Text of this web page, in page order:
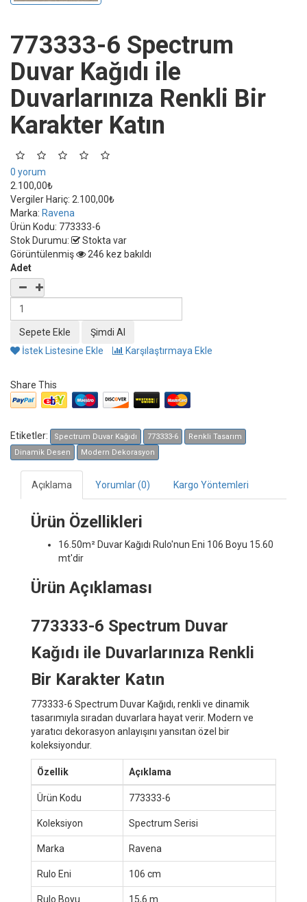
773333-6 Spectrum
Duvar Kağıdı ile
Duvarlarınıza Renkli Bir
Karakter Katın
0 yorum
2.100,00₺
Vergiler Hariç: 2.100,00₺
Marka: Ravena
Ürün Kodu: 773333-6
Stok Durumu:
Stokta var
Görüntülenmiş
246 kez bakıldı
Adet
İstek Listesine Ekle Karşılaştırmaya Ekle
Share This
Etiketler: Spectrum Duvar Kağıdı 773333-6
Renkli Tasarım
Dinamik Desen
Modern Dekorasyon
Açıklama Yorumlar (0) Kargo Yöntemleri
Ürün Özellikleri
16.50m² Duvar Kağıdı Rulo'nun Eni 106 Boyu 15.60
mt'dir
Ürün Açıklaması
773333-6 Spectrum Duvar
Kağıdı ile Duvarlarınıza Renkli
Bir Karakter Katın
773333-6 Spectrum Duvar Kağıdı, renkli ve dinamik
tasarımıyla sıradan duvarlara hayat verir. Modern ve
yaratıcı dekorasyon anlayışını yansıtan özel bir
koleksiyondur.
Özellik Açıklama
Ürün Kodu 773333-6
Koleksiyon Spectrum Serisi
Marka Ravena
Rulo Eni 106 cm
Rulo Boyu 15,6 m